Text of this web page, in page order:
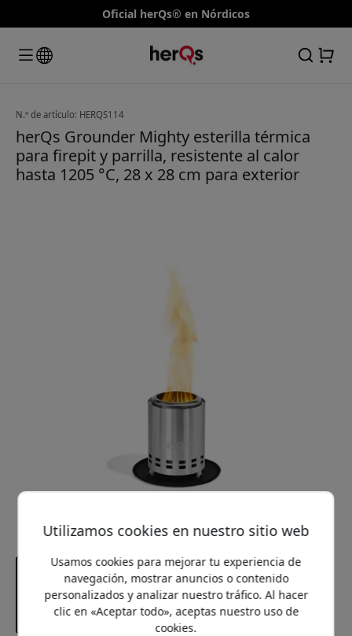
Oficial herQs® en Nórdicos
N.º de artículo: HERQS114
herQs Grounder Mighty esterilla térmica
para firepit y parrilla, resistente al calor
hasta 1205 °C, 28 x 28 cm para exterior
Utilizamos cookies en nuestro sitio web
Usamos cookies para mejorar tu experiencia de
navegación, mostrar anuncios o contenido
personalizados y analizar nuestro tráfico. Al hacer
clic en «Aceptar todo», aceptas nuestro uso de
cookies.